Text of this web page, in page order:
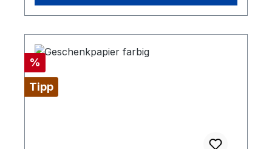
Rabatt
%
Tipp